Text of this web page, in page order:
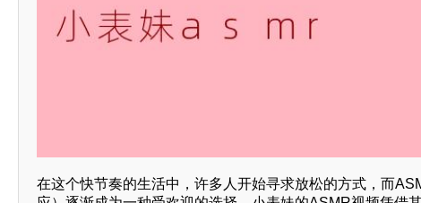
在这个快节奏的生活中，许多人开始寻求放松的方式，而